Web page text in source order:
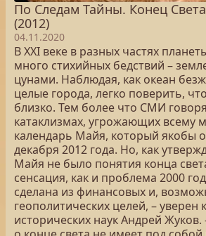
По Следам Тайны. Конец
(2012)
04.11.2020
В XXI веке в разных частях
много стихийных бедствий –
цунами. Наблюдая, как океан
целые города, легко поверить,
близко. Тем более что СМИ
катаклизмах, угрожающих всему
календарь Майя, который якобы
декабря 2012 года. Но, как
Майя не было понятия конца
сенсация, как и проблема 2000
сделана из финансовых и,
геополитических целей, – уверен
исторических наук Андрей Жуков.